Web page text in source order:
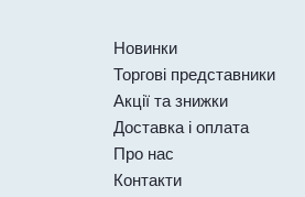
Новинки
Торгові представники
Акції та знижки
Доставка і оплата
Про нас
Контакти